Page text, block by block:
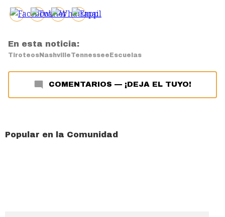
En esta noticia:
Tiroteos NashvilleTennessee Escuelas
COMENTARIOS — ¡DEJA EL TUYO!
Popular en la Comunidad